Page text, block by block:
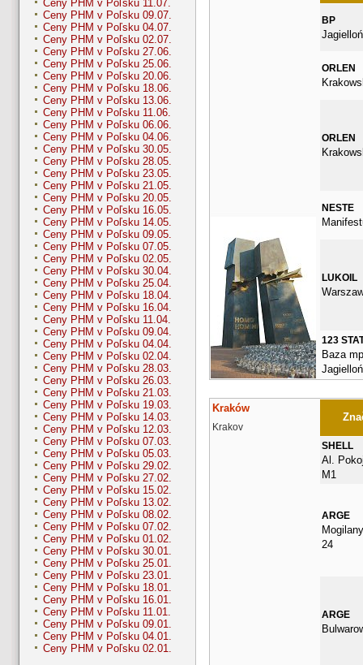
Ceny PHM v Poľsku 11.07.
Ceny PHM v Poľsku 09.07.
Ceny PHM v Poľsku 04.07.
Ceny PHM v Poľsku 02.07.
Ceny PHM v Poľsku 27.06.
Ceny PHM v Poľsku 25.06.
Ceny PHM v Poľsku 20.06.
Ceny PHM v Poľsku 18.06.
Ceny PHM v Poľsku 13.06.
Ceny PHM v Poľsku 11.06.
Ceny PHM v Poľsku 06.06.
Ceny PHM v Poľsku 04.06.
Ceny PHM v Poľsku 30.05.
Ceny PHM v Poľsku 28.05.
Ceny PHM v Poľsku 23.05.
Ceny PHM v Poľsku 21.05.
Ceny PHM v Poľsku 20.05.
Ceny PHM v Poľsku 16.05.
Ceny PHM v Poľsku 14.05.
Ceny PHM v Poľsku 09.05.
Ceny PHM v Poľsku 07.05.
Ceny PHM v Poľsku 02.05.
Ceny PHM v Poľsku 30.04.
Ceny PHM v Poľsku 25.04.
Ceny PHM v Poľsku 18.04.
Ceny PHM v Poľsku 16.04.
Ceny PHM v Poľsku 11.04.
Ceny PHM v Poľsku 09.04.
Ceny PHM v Poľsku 04.04.
Ceny PHM v Poľsku 02.04.
Ceny PHM v Poľsku 28.03.
Ceny PHM v Poľsku 26.03.
Ceny PHM v Poľsku 21.03.
Ceny PHM v Poľsku 19.03.
Ceny PHM v Poľsku 14.03.
Ceny PHM v Poľsku 12.03.
Ceny PHM v Poľsku 07.03.
Ceny PHM v Poľsku 05.03.
Ceny PHM v Poľsku 29.02.
Ceny PHM v Poľsku 27.02.
Ceny PHM v Poľsku 15.02.
Ceny PHM v Poľsku 13.02.
Ceny PHM v Poľsku 08.02.
Ceny PHM v Poľsku 07.02.
Ceny PHM v Poľsku 01.02.
Ceny PHM v Poľsku 30.01.
Ceny PHM v Poľsku 25.01.
Ceny PHM v Poľsku 23.01.
Ceny PHM v Poľsku 18.01.
Ceny PHM v Poľsku 16.01.
Ceny PHM v Poľsku 11.01.
Ceny PHM v Poľsku 09.01.
Ceny PHM v Poľsku 04.01.
Ceny PHM v Poľsku 02.01.
BP
ORLEN
ORLEN
NESTE
LUKOIL
123
Baza
Kraków
Krakov
SHELL
Al.
M1
ARGE
24
ARGE